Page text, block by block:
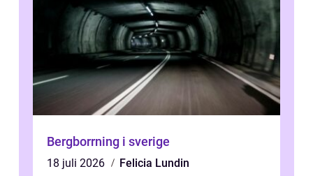
Bergborrning i sverige
18 juli 2026 Felicia Lundin